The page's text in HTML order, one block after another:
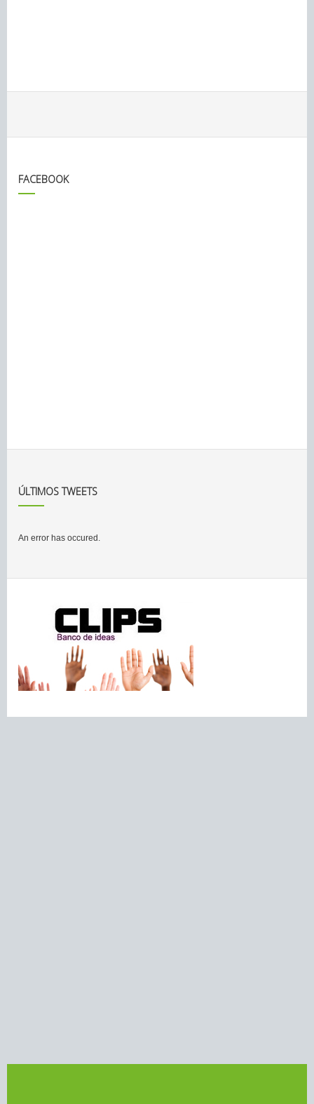
FACEBOOK
ÚLTIMOS TWEETS
An error has occured.